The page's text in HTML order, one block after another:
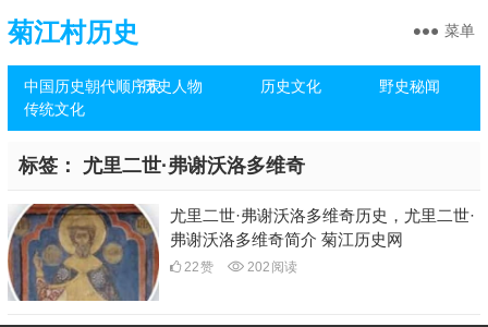
菊江村历史
中国历史朝代顺序表历史人物 历史文化
野史秘闻
传统文化
菜单
标签： 尤里二世·弗谢沃洛多维奇
尤里二世·弗谢沃洛多维奇历史，尤里二世·
弗谢沃洛多维奇简介 菊江历史网
22赞 202 阅读